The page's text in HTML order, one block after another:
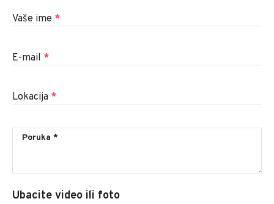
Vaše ime *
E-mail *
Lokacija *
Ubacite video ili foto